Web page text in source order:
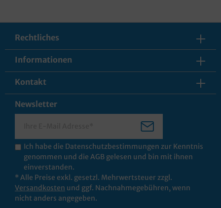
Rechtliches
Informationen
Kontakt
Newsletter
Ich habe die Datenschutzbestimmungen zur Kenntnis
genommen und die AGB gelesen und bin mit ihnen
einverstanden.
* Alle Preise exkl. gesetzl. Mehrwertsteuer zzgl.
Versandkosten und ggf. Nachnahmegebühren, wenn
nicht anders angegeben.